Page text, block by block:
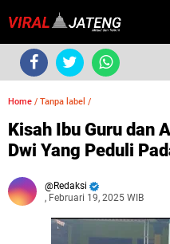
Home / Tanpa label /
Kisah Ibu Guru dan
Dwi Yang Peduli
Redaksi
, Februari 19, 2025 WIB